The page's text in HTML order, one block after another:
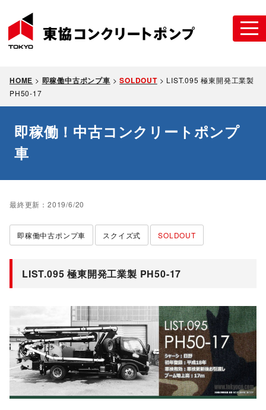
HOME > 即稼働中古ポンプ車 >SOLDOUT> LIST.095 極東開発工業製
PH50-17
即稼働！中古コンクリートポンプ
車
最終更新：2019/6/20
即稼働中古ポンプ車 スクイズ式 SOLDOUT
LIST.095 極東開発工業製 PH50-17